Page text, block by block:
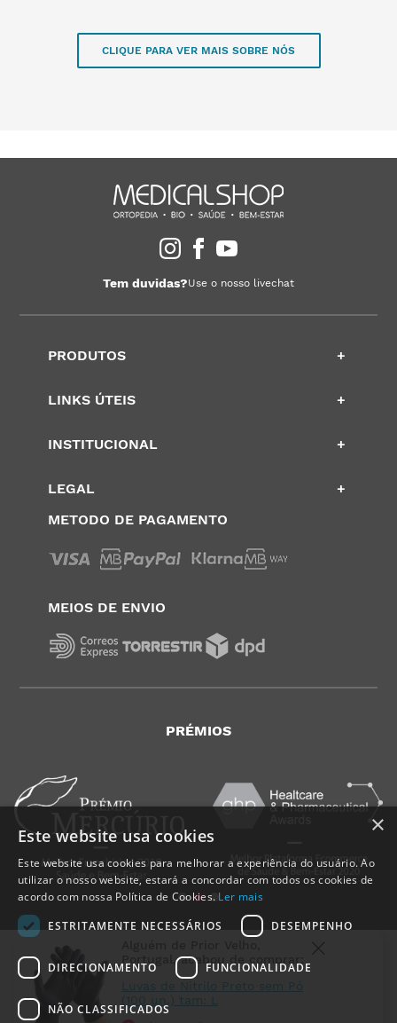
CLIQUE PARA VER MAIS SOBRE NÓS
Tem duvidas?Use o nosso livechat
PRODUTOS +
LINKS ÚTEIS +
INSTITUCIONAL +
LEGAL
+
METODO DE PAGAMENTO
MEIOS DE ENVIO
PRÉMIOS
MedicalShop - Saúde e Bem-Estar
×
Este website usa cookies
Este website usa cookies para melhorar a experiência do usuário. Ao
utilizar o nosso website, estará a concordar com todos os cookies de
acordo com nossa Política de Cookies. Ler mais
ESTRITAMENTE NECESSÁRIOS
DESEMPENHO
DIRECIONAMENTO FUNCIONALIDADE
NÃO CLASSIFICADOS
, acabou de comprar:
Luvas de Nitrilo Preto sem Pó
(100 un.) tam: L